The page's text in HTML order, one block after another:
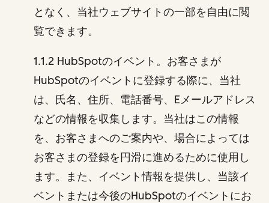
となく、当社ウェブサイトの一部を自由に閲
覧できます。
1.1.2 HubSpotのイベント。お客さまが
HubSpotのイベントに登録する際に、当社
は、氏名、住所、電話番号、Eメールアドレス
などの情報を収集します。当社はこの情報
を、お客さまへのご案内や、場合によっては
お客さまの登録を円滑に進めるために使用し
ます。また、イベント情報を提供し、当該イ
ベントまたは今後のHubSpotのイベントにお